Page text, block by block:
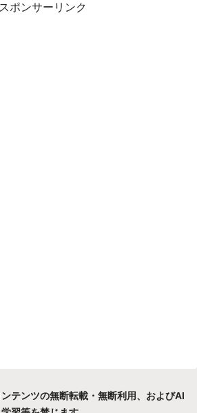
スポンサーリンク
テンツの無断転載・無断利用、およびAI